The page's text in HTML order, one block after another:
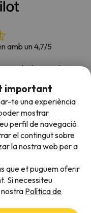
amb un 4,7/5
Les nostres
i que publiquem a la
de viatge més de
neu.
important
te una experiència
mostrar
perfil de navegació.
el contingut sobre
la nostra web per a
que et puguem oferir
Si necessiteu
Política de